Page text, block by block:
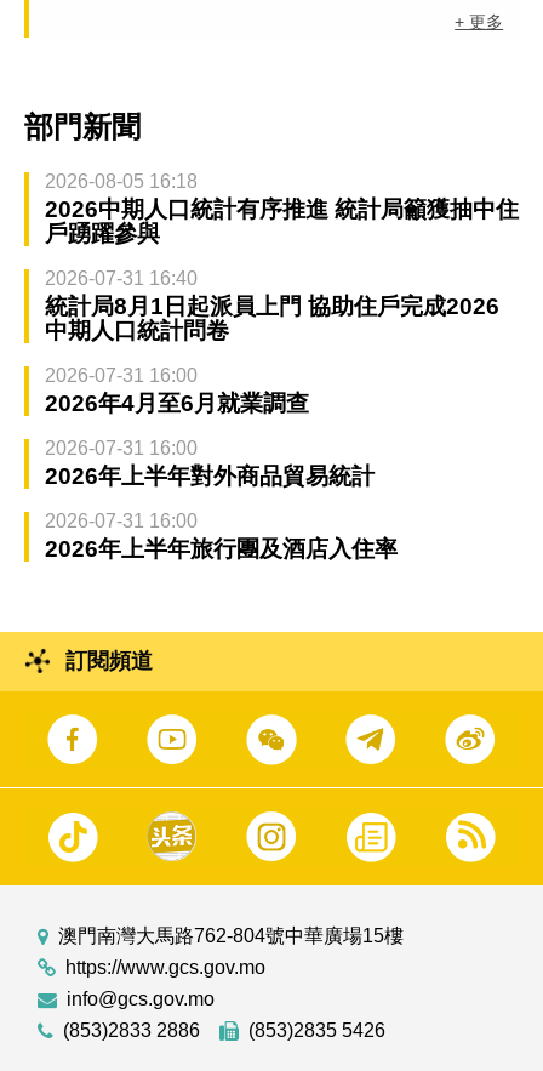
+ 更多
部門新聞
2026-08-05 16:18
2026中期人口統計有序推進 統計局籲獲抽中住
戶踴躍參與
2026-07-31 16:40
統計局8月1日起派員上門 協助住戶完成2026
中期人口統計問卷
2026-07-31 16:00
2026年4月至6月就業調查
2026-07-31 16:00
2026年上半年對外商品貿易統計
2026-07-31 16:00
2026年上半年旅行團及酒店入住率
訂閱頻道
澳門南灣大馬路762-804號中華廣場15樓
https://www.gcs.gov.mo
info@gcs.gov.mo
(853)2833 2886
(853)2835 5426